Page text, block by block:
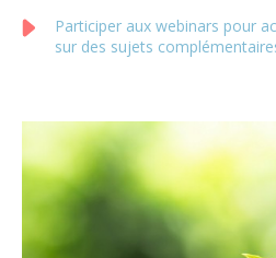
Participer aux webinars pour
sur des sujets